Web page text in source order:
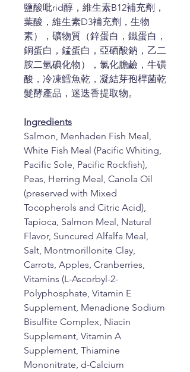
鹽酸吡rid醇，維生素B12補充劑，
葉酸，維生素D3補充劑，生物
素），礦物質（鋅蛋白，鐵蛋白，
銅蛋白，錳蛋白，亞硒酸鈉，乙二
胺二氫碘化物），氯化膽鹼，牛磺
酸，冷凍鱈魚乾，凝結芽孢桿菌乾
髮酵產品，迷迭香提取物。
Ingredients
Salmon, Menhaden Fish Meal,
White Fish Meal (Pacific Whiting,
Pacific Sole, Pacific Rockfish),
Peas, Herring Meal, Canola Oil
(preserved with Mixed
Tocopherols and Citric Acid),
Tapioca, Salmon Meal, Natural
Flavor, Suncured Alfalfa Meal,
Salt, Montmorillonite Clay,
Carrots, Apples, Cranberries,
Vitamins (L-Ascorbyl-2-
Polyphosphate, Vitamin E
Supplement, Menadione Sodium
Bisulfite Complex, Niacin
Supplement, Vitamin A
Supplement, Thiamine
Mononitrate, d-Calcium